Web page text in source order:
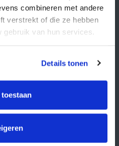
combineren met andere
verstrekt of die ze hebben
van hun services.
Details tonen